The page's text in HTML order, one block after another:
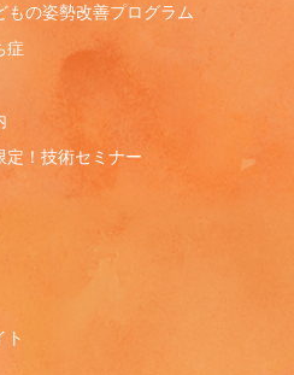
もの姿勢改善プログラム
症
定！技術セミナー
ト